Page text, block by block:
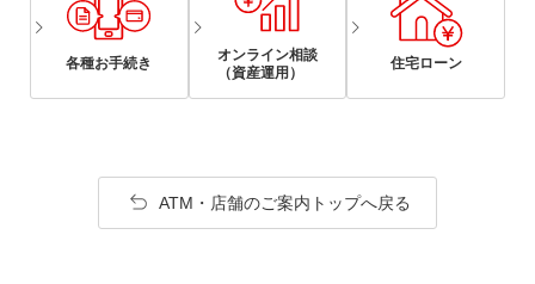
各種お手続き
オンライン相談
（資産運用）
住宅ローン
ATM・店舗のご案内トップへ戻る